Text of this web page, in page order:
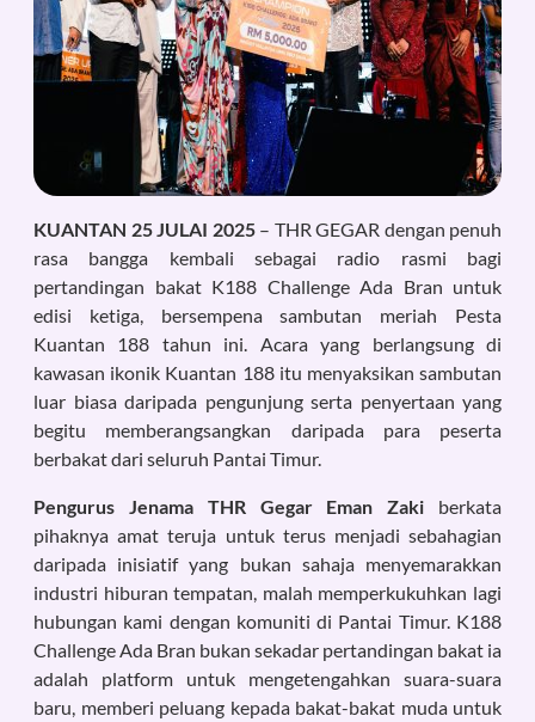
KUANTAN 25 JULAI 2025– THR GEGAR dengan penuh
rasa bangga kembali sebagai radio rasmi bagi
pertandingan bakat K188 Challenge Ada Bran untuk
edisi ketiga, bersempena sambutan meriah Pesta
Kuantan 188 tahun ini. Acara yang berlangsung di
kawasan ikonik Kuantan 188 itu menyaksikan sambutan
luar biasa daripada pengunjung serta penyertaan yang
begitu memberangsangkan daripada para peserta
berbakat dari seluruh Pantai Timur.
Pengurus Jenama THR Gegar Eman Zaki berkata
pihaknya amat teruja untuk terus menjadi sebahagian
daripada inisiatif yang bukan sahaja menyemarakkan
industri hiburan tempatan, malah memperkukuhkan lagi
hubungan kami dengan komuniti di Pantai Timur. K188
Challenge Ada Bran bukan sekadar pertandingan bakat ia
adalah platform untuk mengetengahkan suara-suara
baru, memberi peluang kepada bakat-bakat muda untuk